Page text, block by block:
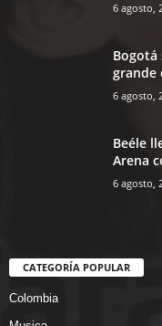
6 agosto,
Bogotá
grande
6 agosto,
Beéle
Arena
6 agosto,
CATEGORÍA POPULAR
Colombia